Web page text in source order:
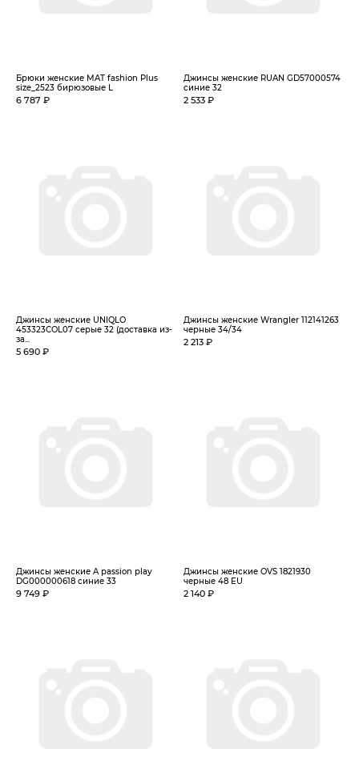
Брюки женские MAT fashion Plus
size_2523 бирюзовые L
6 787 ₽
Джинсы женские RUAN GD57000574
синие 32
2 533 ₽
Джинсы женские UNIQLO
453323COL07 серые 32 (доставка из-
за...
5 690 ₽
Джинсы женские Wrangler 112141263
черные 34/34
2 213 ₽
Джинсы женские A passion play
DG000000618 синие 33
9 749 ₽
Джинсы женские OVS 1821930
черные 48 EU
2 140 ₽